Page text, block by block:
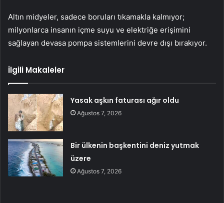
Altın midyeler, sadece boruları tıkamakla kalmıyor;
milyonlarca insanın içme suyu ve elektriğe erişimini
sağlayan devasa pompa sistemlerini devre dışı bırakıyor.
İlgili Makaleler
Yasak aşkın faturası ağır oldu
Ağustos 7, 2026
Bir ülkenin başkentini deniz yutmak
üzere
Ağustos 7, 2026